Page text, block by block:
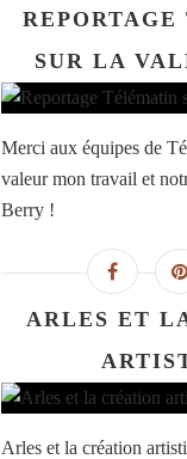
SUR LA
Merci aux équipes de
valeur mon travail et
Berry !
ARLES ET
Arles et la création